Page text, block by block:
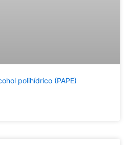
polihídrico (PAPE)